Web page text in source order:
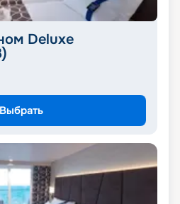
Deluxe
Выбрать